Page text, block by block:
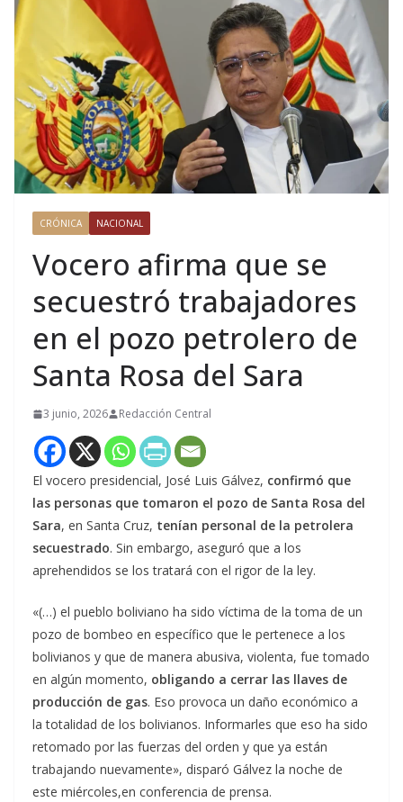
CRÓNICA NACIONAL
Vocero afirma que se
secuestró trabajadores
en el pozo petrolero de
Santa Rosa del Sara
3 junio, 2026 Redacción Central
El vocero presidencial, José Luis Gálvez, confirmó que
las personas que tomaron el pozo de Santa Rosa del
Sara, en Santa Cruz, tenían personal de la petrolera
secuestrado. Sin embargo, aseguró que a los
aprehendidos se los tratará con el rigor de la ley.
«(…) el pueblo boliviano ha sido víctima de la toma de un
pozo de bombeo en específico que le pertenece a los
bolivianos y que de manera abusiva, violenta, fue tomado
en algún momento, obligando a cerrar las llaves de
producción de gas. Eso provoca un daño económico a
la totalidad de los bolivianos. Informarles que eso ha sido
retomado por las fuerzas del orden y que ya están
trabajando nuevamente», disparó Gálvez la noche de
este miércoles,en conferencia de prensa.